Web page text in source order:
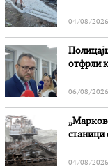
04/08/2026
отфрли
06/08/2026
станици
04/08/2026